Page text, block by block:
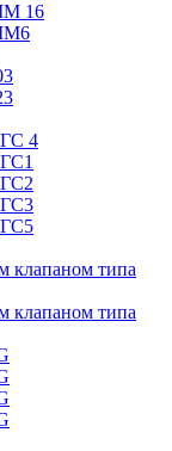
16
ГС 4
ГС3
ГС5
клапаном типа
клапаном типа